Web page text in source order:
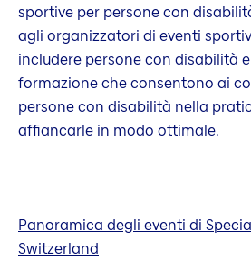
sportive per persone con
agli organizzatori di eventi
includere persone con disabilità
formazione che consentono ai
persone con disabilità nella
affiancarle in modo ottimale.
Panoramica degli eventi di
Switzerland